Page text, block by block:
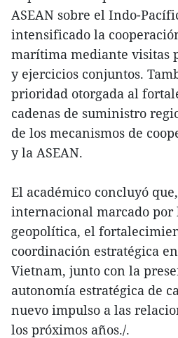
ASEAN sobre el Indo-
intensificado la
marítima mediante visitas
y ejercicios conjuntos.
prioridad otorgada al
cadenas de suministro
de los mecanismos de
y la ASEAN.
El académico concluyó
internacional marcado
geopolítica, el
coordinación estratégica
Vietnam, junto con la
autonomía estratégica de
nuevo impulso a las
los próximos años./.